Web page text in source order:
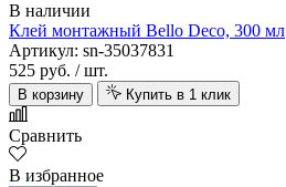
В наличии
Клей монтажный Bello Deco, 300 мл
Артикул: sn-35037831
525 руб. / шт.
В корзину Купить в 1 клик
Сравнить
В избранное